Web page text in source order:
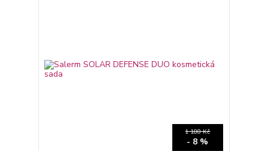
1 188 Kč
- 8 %